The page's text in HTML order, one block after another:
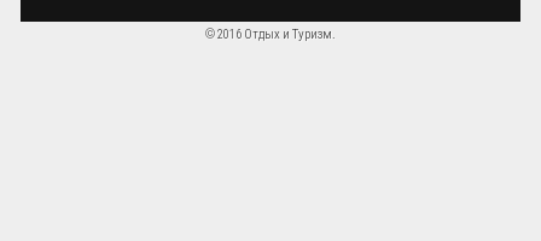
© 2016 Отдых и Туризм.